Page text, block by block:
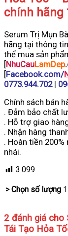
chính hãng
Serum Trị Mụn
hãng tại thông
thể mua sản
[NhuCauLamDep
[Facebook.com/
0773.944.702 |
Chính sách bán
. Đảm bảo chất
. Hỗ trợ giao
. Nhận hàng
. Hoàn tiền
nhái.
3.099
> Chọn số lượng
2 đánh giá cho
Tái Tạo Hỏa